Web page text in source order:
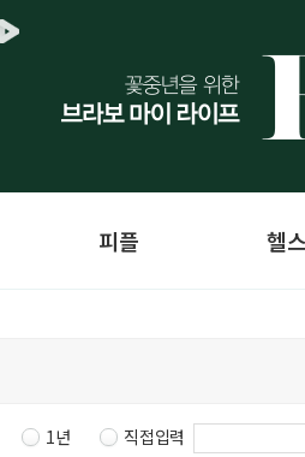
피플 헬스
1년 직접입력